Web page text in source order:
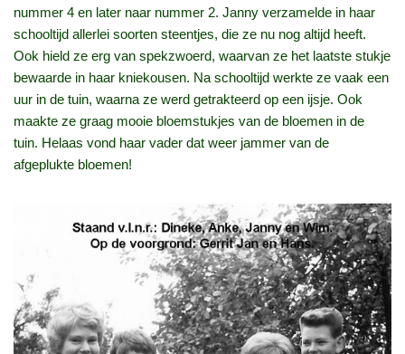
nummer 4 en later naar nummer 2. Janny verzamelde in haar
schooltijd allerlei soorten steentjes, die ze nu nog altijd heeft.
Ook hield ze erg van spekzwoerd, waarvan ze het laatste stukje
bewaarde in haar kniekousen. Na schooltijd werkte ze vaak een
uur in de tuin, waarna ze werd getrakteerd op een ijsje. Ook
maakte ze graag mooie bloemstukjes van de bloemen in de
tuin. Helaas vond haar vader dat weer jammer van de
afgeplukte bloemen!